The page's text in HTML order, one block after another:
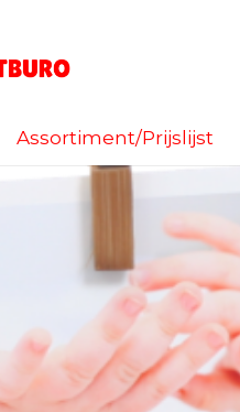
Assortiment/Prijslijst